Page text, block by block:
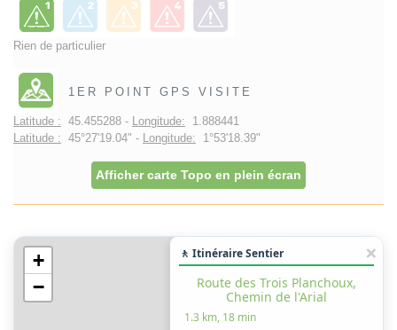
Rien de particulier
1ER POINT GPS VISITE
Latitude : 45.455288 - Longitude: 1.888441
Latitude : 45°27'19.04" - Longitude: 1°53'18.39"
Afficher carte Topo en plein écran
+
−
🚶 Itinéraire Sentier
Route des Trois Planchoux,
Chemin de l'Arial
1.3 km, 18 min